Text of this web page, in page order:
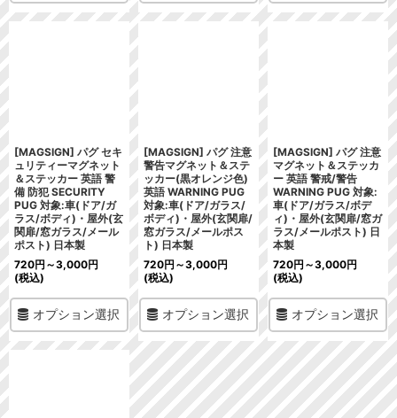
[MAGSIGN] パグ セキ
ュリティーマグネット
＆ステッカー 英語 警
備 防犯 SECURITY
PUG 対象:車(ドア/ガ
ラス/ボディ)・屋外(玄
関扉/窓ガラス/メール
ポスト) 日本製
720円 ～3,000円
(税込)
オプション選択
[MAGSIGN] パグ 注意
警告マグネット＆ステ
ッカー(黒オレンジ色)
英語 WARNING PUG
対象:車(ドア/ガラス/
ボディ)・屋外(玄関扉/
窓ガラス/メールポス
ト) 日本製
720円 ～3,000円
(税込)
オプション選択
[MAGSIGN] パグ 注意
マグネット＆ステッカ
ー 英語 警戒/警告
WARNING PUG 対象:
車(ドア/ガラス/ボデ
ィ)・屋外(玄関扉/窓ガ
ラス/メールポスト) 日
本製
720円 ～3,000円
(税込)
オプション選択